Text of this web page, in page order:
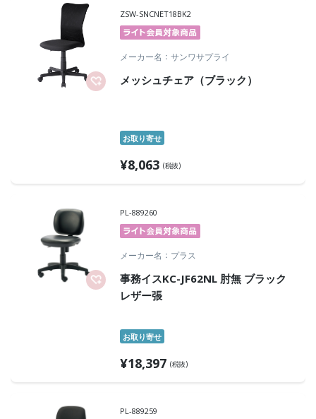
ZSW-SNCNET18BK2
メーカー名 サンワサプライ
メッシュチェア（ブラック）
お取り寄せ
¥8,063 (税抜)
PL-889260
メーカー名 プラス
事務イスKC-JF62NL 肘無 ブラック
レザー張
お取り寄せ
¥18,397 (税抜)
PL-889259